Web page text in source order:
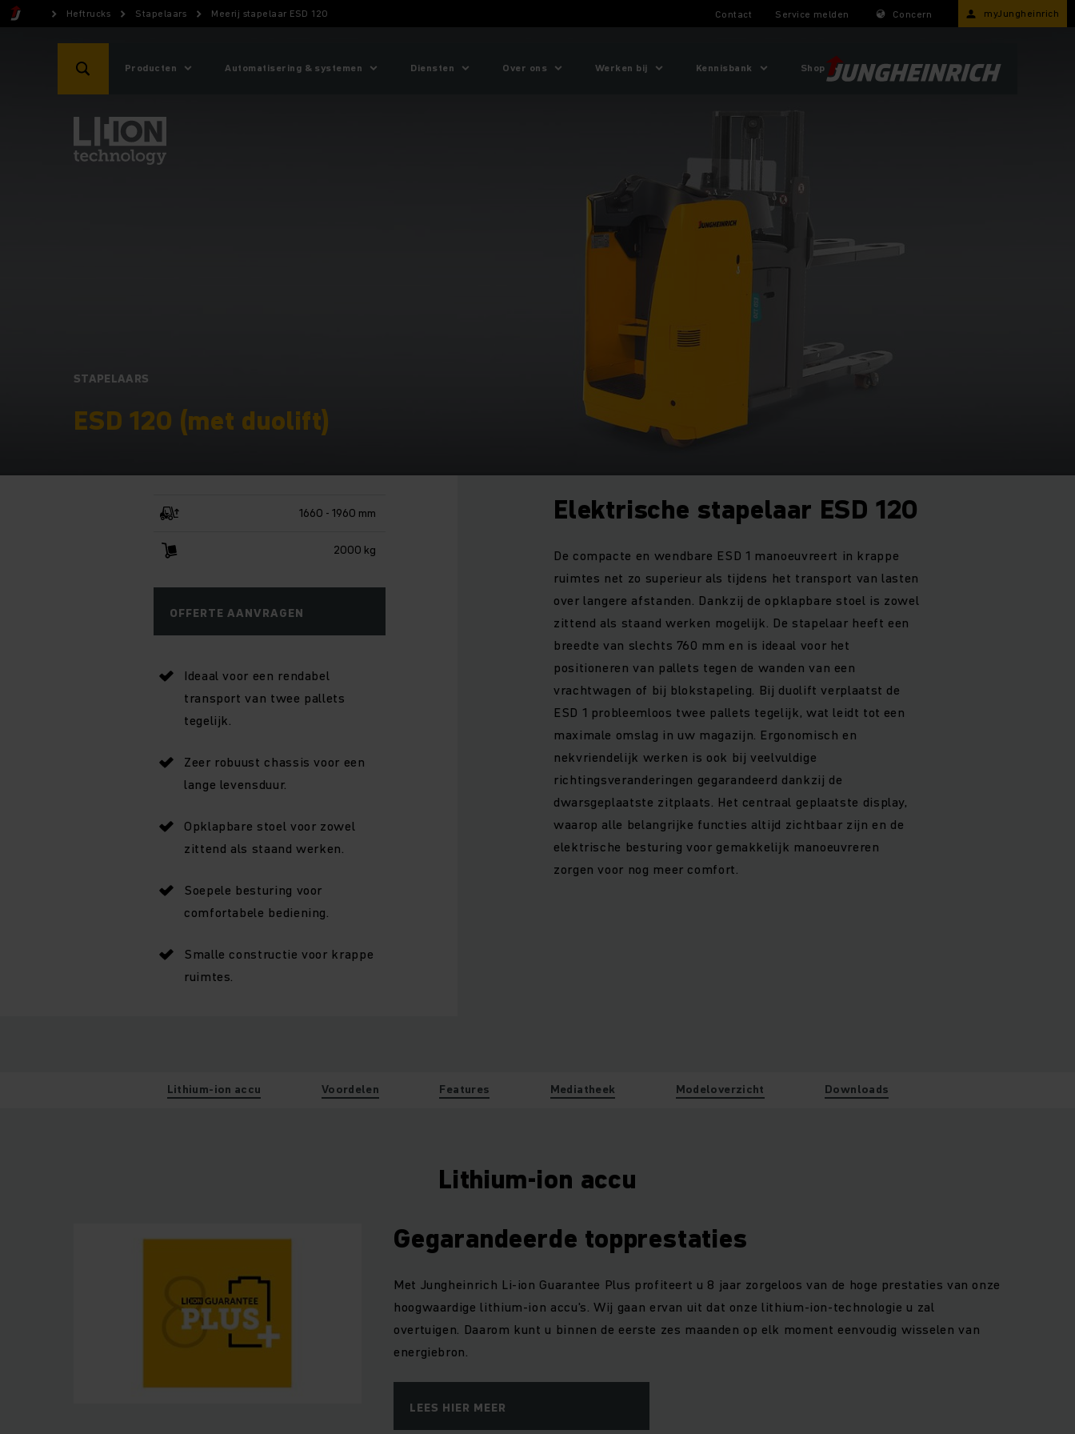
Heftrucks Stapelaars Meerij stapelaar ESD 120 Contact Service melden Concern myJungheinrich
Producten Automatisering & systemen Diensten Over ons Werken bij Kennisbank Shop
STAPELAARS
ESD 120 (met duolift)
1660 - 1960 mm
2000 kg
OFFERTE AANVRAGEN
Ideaal voor een rendabel
transport van twee pallets
tegelijk.
Zeer robuust chassis voor een
lange levensduur.
Opklapbare stoel voor zowel
zittend als staand werken.
Soepele besturing voor
comfortabele bediening.
Smalle constructie voor krappe
ruimtes.
Elektrische stapelaar ESD 120
De compacte en wendbare ESD 1 manoeuvreert in krappe
ruimtes net zo superieur als tijdens het transport van lasten
over langere afstanden. Dankzij de opklapbare stoel is zowel
zittend als staand werken mogelijk. De stapelaar heeft een
breedte van slechts 760 mm en is ideaal voor het
positioneren van pallets tegen de wanden van een
vrachtwagen of bij blokstapeling. Bij duolift verplaatst de
ESD 1 probleemloos twee pallets tegelijk, wat leidt tot een
maximale omslag in uw magazijn. Ergonomisch en
nekvriendelijk werken is ook bij veelvuldige
richtingsveranderingen gegarandeerd dankzij de
dwarsgeplaatste zitplaats. Het centraal geplaatste display,
waarop alle belangrijke functies altijd zichtbaar zijn en de
elektrische besturing voor gemakkelijk manoeuvreren
zorgen voor nog meer comfort.
Lithium-ion accu Voordelen Features Mediatheek Modeloverzicht Downloads
Lithium-ion accu
Gegarandeerde topprestaties
Met Jungheinrich Li-ion Guarantee Plus profiteert u 8 jaar zorgeloos van de hoge prestaties van onze
hoogwaardige lithium-ion accu's. Wij gaan ervan uit dat onze lithium-ion-technologie u zal
overtuigen. Daarom kunt u binnen de eerste zes maanden op elk moment eenvoudig wisselen van
energiebron.
LEES HIER MEER